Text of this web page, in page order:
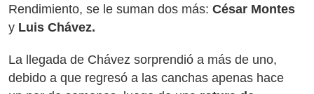
Rendimiento, se le suman dos más: César Montes
y Luis Chávez.
La llegada de Chávez sorprendió a más de uno,
debido a que regresó a las canchas apenas hace